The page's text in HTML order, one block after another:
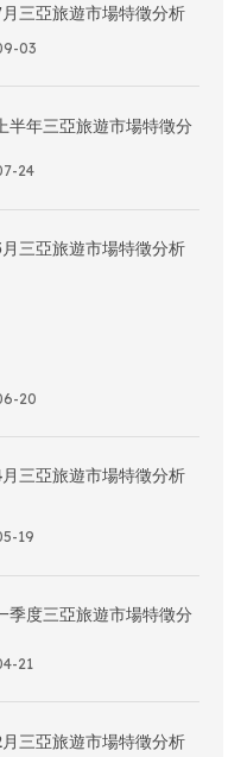
三亞旅遊市場特徵分析
03
半年三亞旅遊市場特徵分
24
三亞旅遊市場特徵分析
20
三亞旅遊市場特徵分析
19
季度三亞旅遊市場特徵分
21
三亞旅遊市場特徵分析